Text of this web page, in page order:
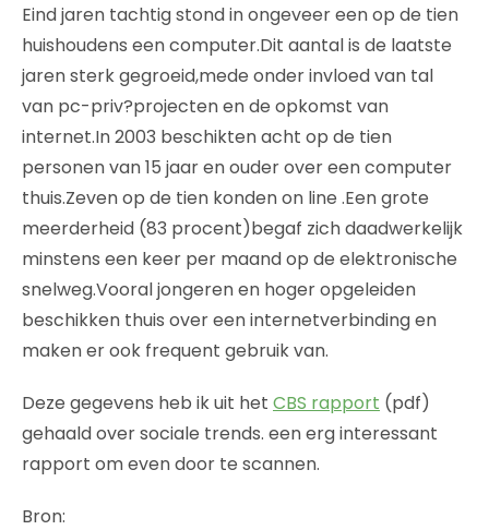
Eind jaren tachtig stond in ongeveer een op de tien
huishoudens een computer.Dit aantal is de laatste
jaren sterk gegroeid,mede onder invloed van tal
van pc-priv?projecten en de opkomst van
internet.In 2003 beschikten acht op de tien
personen van 15 jaar en ouder over een computer
thuis.Zeven op de tien konden on line .Een grote
meerderheid (83 procent)begaf zich daadwerkelijk
minstens een keer per maand op de elektronische
snelweg.Vooral jongeren en hoger opgeleiden
beschikken thuis over een internetverbinding en
maken er ook frequent gebruik van.
Deze gegevens heb ik uit het CBS rapport (pdf)
gehaald over sociale trends. een erg interessant
rapport om even door te scannen.
Bron: